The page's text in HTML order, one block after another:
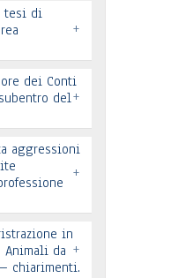
tesi di
+
dei Conti
del+
aggressioni
+
lettera
in
Animali da
chiarimenti.
+